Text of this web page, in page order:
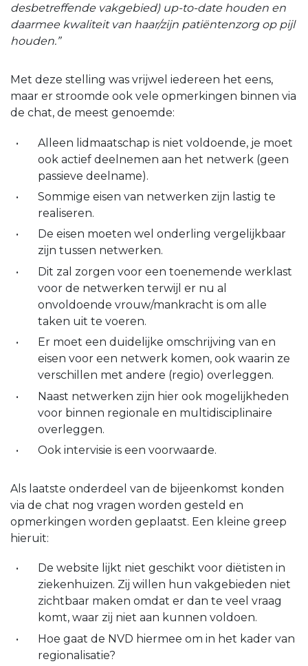
desbetreffende vakgebied) up-to-date houden en
daarmee kwaliteit van haar/zijn patiëntenzorg op pijl
houden.”
Met deze stelling was vrijwel iedereen het eens,
maar er stroomde ook vele opmerkingen binnen via
de chat, de meest genoemde:
Alleen lidmaatschap is niet voldoende, je moet
ook actief deelnemen aan het netwerk (geen
passieve deelname).
Sommige eisen van netwerken zijn lastig te
realiseren.
De eisen moeten wel onderling vergelijkbaar
zijn tussen netwerken.
Dit zal zorgen voor een toenemende werklast
voor de netwerken terwijl er nu al
onvoldoende vrouw/mankracht is om alle
taken uit te voeren.
Er moet een duidelijke omschrijving van en
eisen voor een netwerk komen, ook waarin ze
verschillen met andere (regio) overleggen.
Naast netwerken zijn hier ook mogelijkheden
voor binnen regionale en multidisciplinaire
overleggen.
Ook intervisie is een voorwaarde.
Als laatste onderdeel van de bijeenkomst konden
via de chat nog vragen worden gesteld en
opmerkingen worden geplaatst. Een kleine greep
hieruit:
De website lijkt niet geschikt voor diëtisten in
ziekenhuizen. Zij willen hun vakgebieden niet
zichtbaar maken omdat er dan te veel vraag
komt, waar zij niet aan kunnen voldoen.
Hoe gaat de NVD hiermee om in het kader van
regionalisatie?